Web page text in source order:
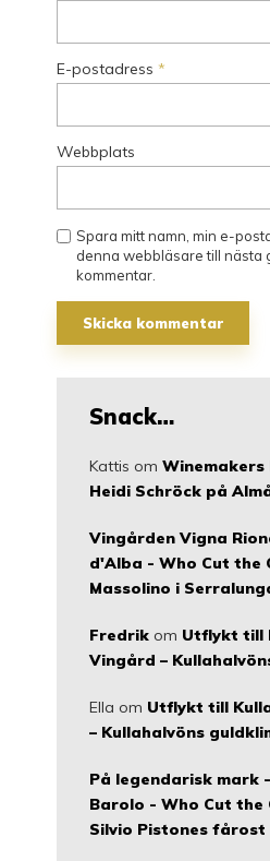
E-postadress *
Webbplats
Spara mitt namn, min e-
denna webbläsare till nästa
kommentar.
Snack…
Kattis om Winemakers
Heidi Schröck på
Vingården Vigna
d'Alba - Who Cut the
Massolino i
Fredrik om Utflykt till
Vingård –
Ella om Utflykt till
– Kullahalvöns
På legendarisk mark
Barolo - Who Cut the
Silvio Pistones fårost